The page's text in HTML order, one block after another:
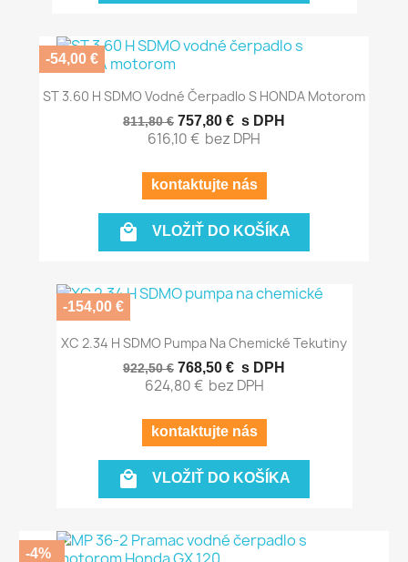
ST 3.60 H SDMO Vodné Čerpadlo S HONDA Motorom
811,80 € 757,80 € s DPH
616,10 € bez DPH
kontaktujte nás
 VLOŽIŤ DO KOŠÍKA
-54,00 €
XC 2.34 H SDMO Pumpa Na Chemické Tekutiny
922,50 € 768,50 € s DPH
624,80 € bez DPH
kontaktujte nás
 VLOŽIŤ DO KOŠÍKA
-154,00 €
-4%